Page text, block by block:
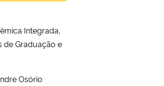
Integrada,
de Graduação e
Osório